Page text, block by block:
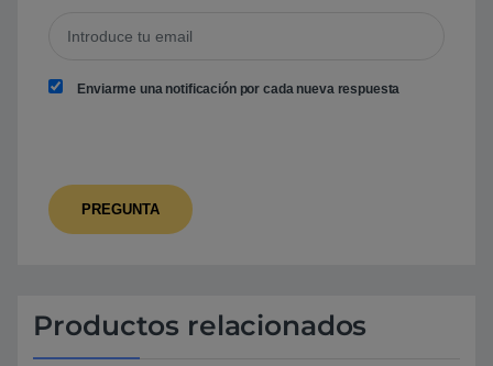
Enviarme una notificación por cada nueva respuesta
Productos relacionados